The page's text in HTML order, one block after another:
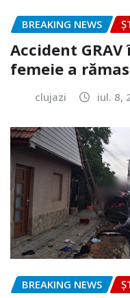
BREAKING NEWS
Accident
femeie a
clujazi iul. 8,
BREAKING NEWS